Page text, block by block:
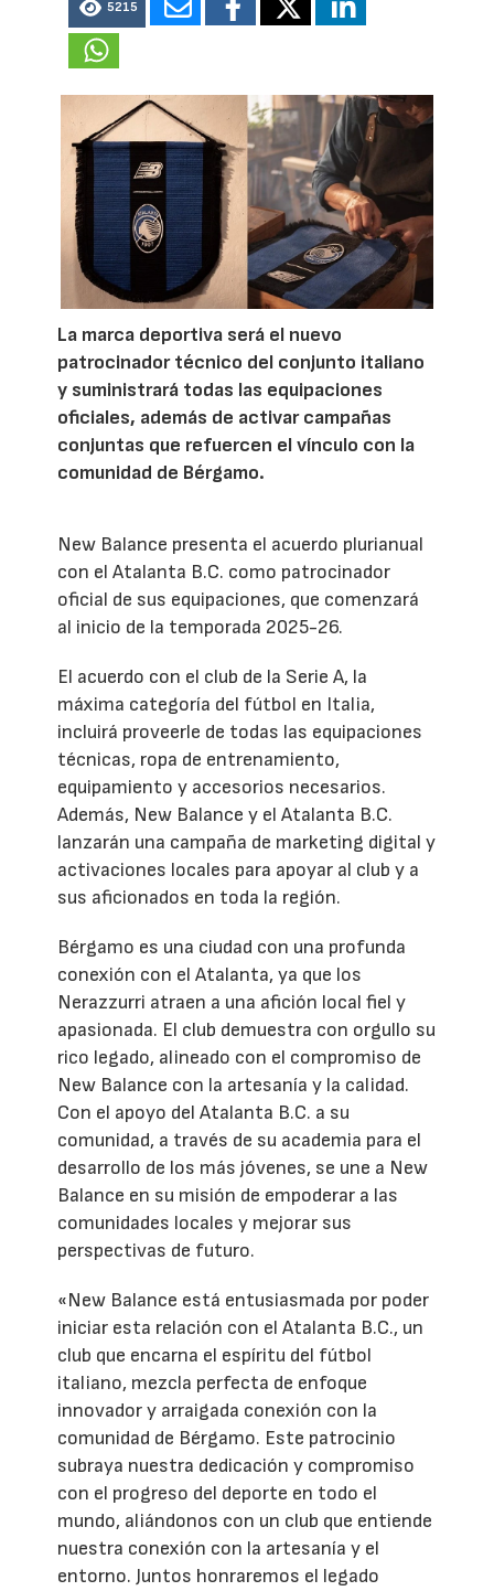
5215
La marca deportiva será el nuevo
patrocinador técnico del conjunto italiano
y suministrará todas las equipaciones
oficiales, además de activar campañas
conjuntas que refuercen el vínculo con la
comunidad de Bérgamo.
New Balance presenta el acuerdo plurianual
con el Atalanta B.C. como patrocinador
oficial de sus equipaciones, que comenzará
al inicio de la temporada 2025-26.
El acuerdo con el club de la Serie A, la
máxima categoría del fútbol en Italia,
incluirá proveerle de todas las equipaciones
técnicas, ropa de entrenamiento,
equipamiento y accesorios necesarios.
Además, New Balance y el Atalanta B.C.
lanzarán una campaña de marketing digital y
activaciones locales para apoyar al club y a
sus aficionados en toda la región.
Bérgamo es una ciudad con una profunda
conexión con el Atalanta, ya que los
Nerazzurri atraen a una afición local fiel y
apasionada. El club demuestra con orgullo su
rico legado, alineado con el compromiso de
New Balance con la artesanía y la calidad.
Con el apoyo del Atalanta B.C. a su
comunidad, a través de su academia para el
desarrollo de los más jóvenes, se une a New
Balance en su misión de empoderar a las
comunidades locales y mejorar sus
perspectivas de futuro.
«New Balance está entusiasmada por poder
iniciar esta relación con el Atalanta B.C., un
club que encarna el espíritu del fútbol
italiano, mezcla perfecta de enfoque
innovador y arraigada conexión con la
comunidad de Bérgamo. Este patrocinio
subraya nuestra dedicación y compromiso
con el progreso del deporte en todo el
mundo, aliándonos con un club que entiende
nuestra conexión con la artesanía y el
entorno. Juntos honraremos el legado